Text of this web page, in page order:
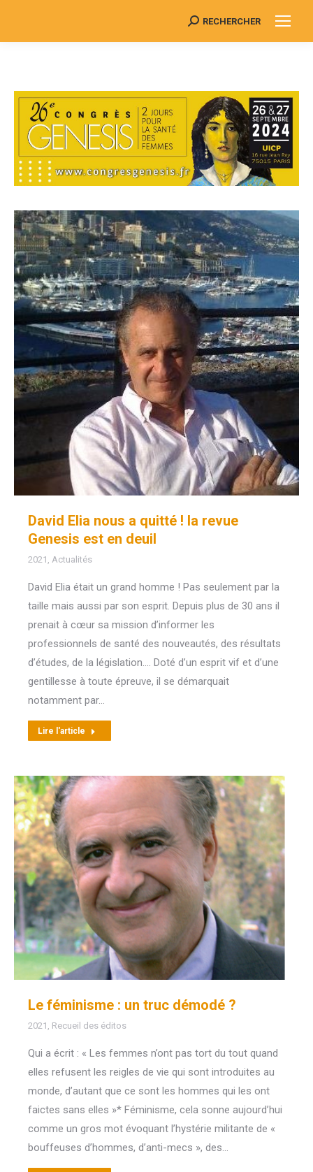
Search:
RECHERCHER
David Elia nous a quitté ! la revue
Genesis est en deuil
2021 Actualités
David Elia était un grand homme ! Pas seulement par la
taille mais aussi par son esprit. Depuis plus de 30 ans il
prenait à cœur sa mission d’informer les
professionnels de santé des nouveautés, des résultats
d’études, de la législation…. Doté d’un esprit vif et d’une
gentillesse à toute épreuve, il se démarquait
notamment par…
Lire l'article
Le féminisme : un truc démodé ?
2021 Recueil des éditos
Qui a écrit : « Les femmes n’ont pas tort du tout quand
elles refusent les reigles de vie qui sont introduites au
monde, d’autant que ce sont les hommes qui les ont
faictes sans elles »* Féminisme, cela sonne aujourd’hui
comme un gros mot évoquant l’hystérie militante de «
bouffeuses d’hommes, d’anti-mecs », des…